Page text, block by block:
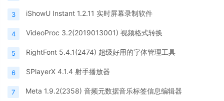
3 iShowU Instant 1.2.11 实时屏幕录制软件
4 VideoProc 3.2(2019013001) 视频格式转换
5 RightFont 5.4.1(2474) 超级好用的字体管理工具
6 SPlayerX 4.1.4 射手播放器
7 Meta 1.9.2(2358) 音频元数据音乐标签信息编辑器